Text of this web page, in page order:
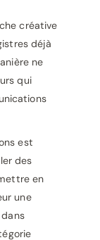
créative
déjà
ne
qui
est
des
en
une